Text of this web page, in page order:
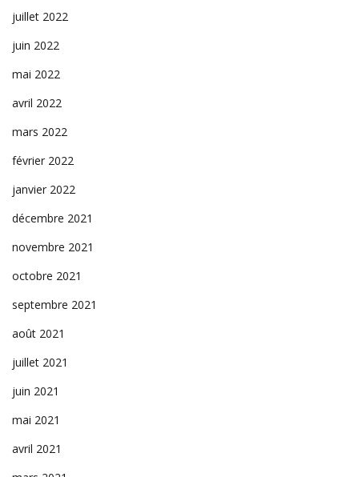
juillet 2022
juin 2022
mai 2022
avril 2022
mars 2022
février 2022
janvier 2022
décembre 2021
novembre 2021
octobre 2021
septembre 2021
août 2021
juillet 2021
juin 2021
mai 2021
avril 2021